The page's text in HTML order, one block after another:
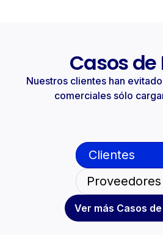
Casos de
Nuestros clientes han evitado
comerciales sólo
Clientes
Proveedores
Ver más Casos